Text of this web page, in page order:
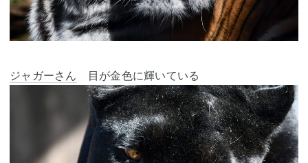
ジャガーさん 目が金色に輝いている